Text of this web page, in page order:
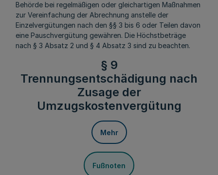
Behörde bei regelmäßigen oder gleichartigen Maßnahmen
zur Vereinfachung der Abrechnung anstelle der
Einzelvergütungen nach den §§ 3 bis 6 oder Teilen davon
eine Pauschvergütung gewähren. Die Höchstbeträge
nach § 3 Absatz 2 und § 4 Absatz 3 sind zu beachten.
§ 9
Trennungsentschädigung nach
Zusage der
Umzugskostenvergütung
Mehr
Fußnoten